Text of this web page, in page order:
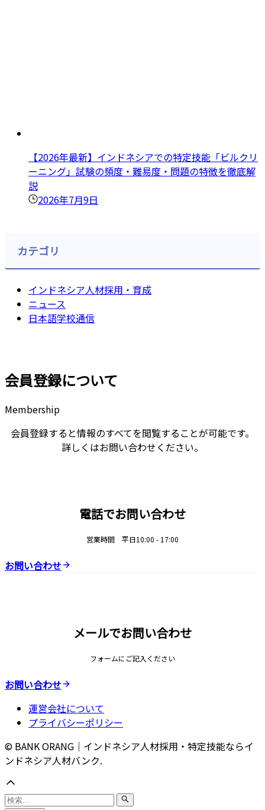
【2026年最新】インドネシアでの特定技能「ビルクリ
ーニング」試験の頻度・難易度・問題の特徴を徹底解
説
2026年7月9日
カテゴリ
インドネシア人材採用・育成
ニュース
日本語学校通信
会員登録について
Membership
会員登録すると情報のすべてを閲覧することが可能です。
詳しくはお問い合わせください。
電話でお問い合わせ
営業時間 平日10:00 - 17:00
お問い合わせ
メールでお問い合わせ
フォームにご記入ください
お問い合わせ
運営会社について
プライバシーポリシー
© BANK ORANG｜インドネシア人材採用・特定技能ならイ
ンドネシア人材バンク.